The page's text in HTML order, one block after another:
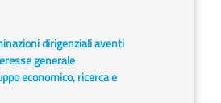
dirigenziali aventi
generale
economico, ricerca e